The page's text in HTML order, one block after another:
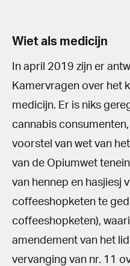
Wiet als medicijn
In april 2019 zijn er
Kamervragen over het
medicijn. Er is niks
cannabis
voorstel van wet van
van de Opiumwet
van hennep en hasjiesj
coffeeshopketen te
coffeeshopketen),
amendement van het
vervanging van nr. 11